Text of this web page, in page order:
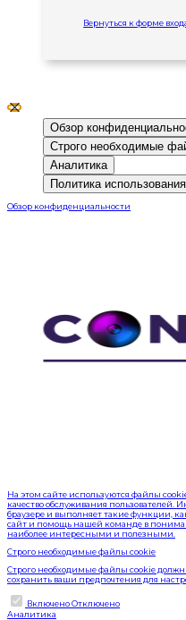
Вернуться к форме
Закрыть настройки файлов
Обзор
Строго необходимые
Аналитика
Политика
Обзор конфиденциальности
На этом сайте используются файлы
качество обслуживания пользователей.
браузере и выполняет такие функции,
сайт и помощь нашей команде в
наиболее интересными и полезными.
Строго необходимые файлы cookie
Строго необходимые файлы cookie
сохранить ваши предпочтения для
Включить или отключить файлы cookie
ВключеноОтключено
Аналитика